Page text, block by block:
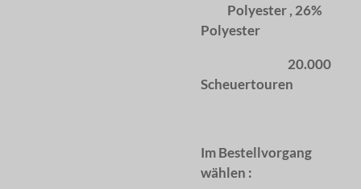
Polyester , 26%
Polyester
20.000
Scheuertouren
Im Bestellvorgang
wählen :